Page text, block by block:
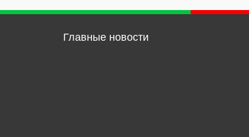
Главные новости